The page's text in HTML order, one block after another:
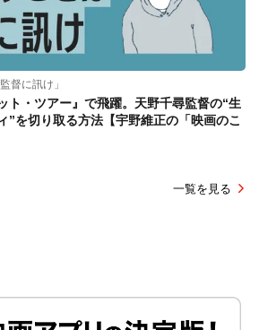
督に訊け」
ト・ツアー』で飛躍。天野千尋監督の“生
”を切り取る方法【宇野維正の「映画のこ
一覧を見る